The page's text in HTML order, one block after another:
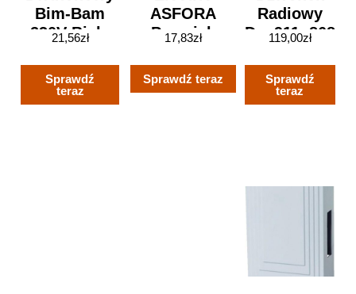
Bim-Bam
230V Biały
Sun10000118
21,56zł
Sprawdź
teraz
Radiowy
Dcp911, 868
119,00zł
Sprawdź
teraz
ASFORA
Przycisk
Podświetleniem
Biały
17,83zł
Sprawdź teraz